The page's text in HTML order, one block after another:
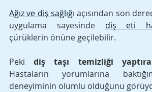
Ağız ve diş sağlığı açısından son
uygulama sayesinde diş eti
çürüklerin önüne geçilebilir.
Peki diş taşı temizliği
Hastaların yorumlarına
deneyiminin olumlu olduğunu